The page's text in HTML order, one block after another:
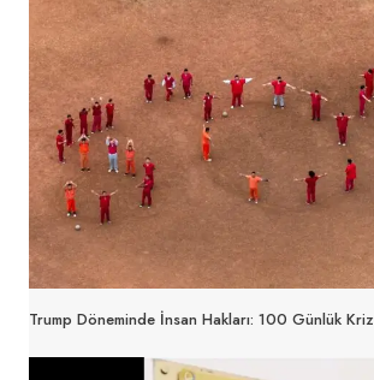
Trump Döneminde İnsan Hakları: 100 Günlük Kriz